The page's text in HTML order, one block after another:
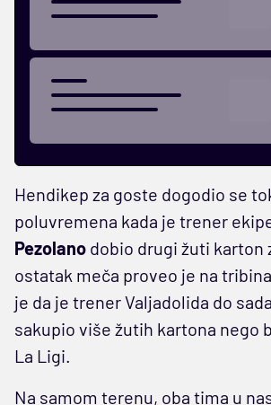
Hendikep za goste dogodio se
poluvremena kada je trener
Pezolano dobio drugi žuti karton
ostatak meča proveo je na
je da je trener Valjadolida do
sakupio više žutih kartona nego
La Ligi.
Na samom terenu, oba tima u